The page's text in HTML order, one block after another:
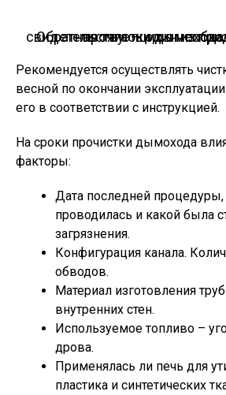
Обратная тяга — один из признаков, свидетельствующих о необходимости прочистки дымохода
Рекомендуется осуществлять
весной по окончании
его в соответствии с инструкцией.
На сроки прочистки дымохода
факторы:
Дата последней процедуры,
проводилась и какой была
загрязнения.
Конфигурация канала.
обводов.
Материал изготовления
внутренних стен.
Используемое топливо –
дрова.
Применялась ли печь для
пластика и синтетических